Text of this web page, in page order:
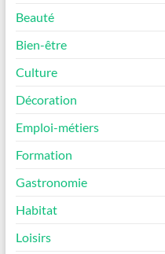
Beauté
Bien-être
Culture
Décoration
Emploi-métiers
Formation
Gastronomie
Habitat
Loisirs